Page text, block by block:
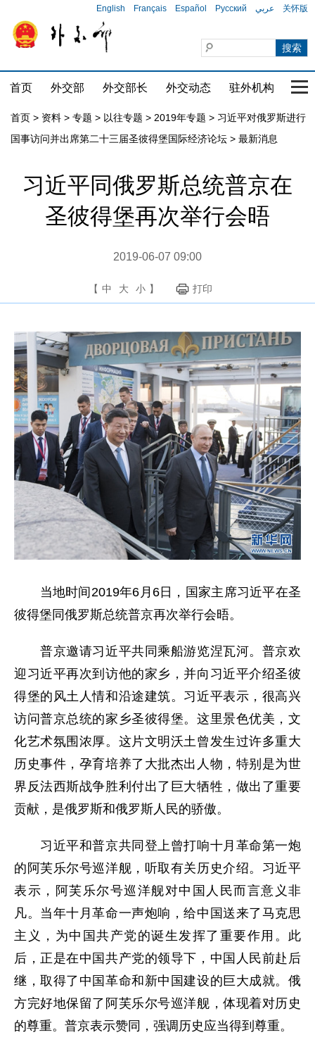
English Français Español Русский عربي 关怀版
首页 外交部 外交部长 外交动态 驻外机构 国
首页 > 资料 > 专题 > 以往专题 > 2019年专题 > 习近平对俄罗斯进行
国事访问并出席第二十三届圣彼得堡国际经济论坛 > 最新消息
习近平同俄罗斯总统普京在
圣彼得堡再次举行会晤
2019-06-07 09:00
【 中 大 小 】 打印
当地时间2019年6月6日，国家主席习近平在圣
彼得堡同俄罗斯总统普京再次举行会晤。
普京邀请习近平共同乘船游览涅瓦河。普京欢
迎习近平再次到访他的家乡，并向习近平介绍圣彼
得堡的风土人情和沿途建筑。习近平表示，很高兴
访问普京总统的家乡圣彼得堡。这里景色优美，文
化艺术氛围浓厚。这片文明沃土曾发生过许多重大
历史事件，孕育培养了大批杰出人物，特别是为世
界反法西斯战争胜利付出了巨大牺牲，做出了重要
贡献，是俄罗斯和俄罗斯人民的骄傲。
习近平和普京共同登上曾打响十月革命第一炮
的阿芙乐尔号巡洋舰，听取有关历史介绍。习近平
表示，阿芙乐尔号巡洋舰对中国人民而言意义非
凡。当年十月革命一声炮响，给中国送来了马克思
主义，为中国共产党的诞生发挥了重要作用。此
后，正是在中国共产党的领导下，中国人民前赴后
继，取得了中国革命和新中国建设的巨大成就。俄
方完好地保留了阿芙乐尔号巡洋舰，体现着对历史
的尊重。普京表示赞同，强调历史应当得到尊重。